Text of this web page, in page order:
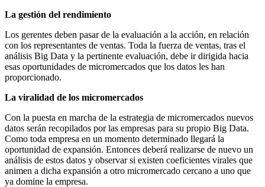
La gestión del rendimiento
Los gerentes deben pasar de la evaluación a la acción, en relación
con los representantes de ventas. Toda la fuerza de ventas, tras el
análisis Big Data y la pertinente evaluación, debe ir dirigida hacia
esas oportunidades de micromercados que los datos les han
proporcionado.
La viralidad de los micromercados
Con la puesta en marcha de la estrategia de micromercados nuevos
datos serán recopilados por las empresas para su propio Big Data.
Como toda empresa en un momento determinado llegará la
oportunidad de expansión. Entonces deberá realizarse de nuevo un
análisis de estos datos y observar si existen coeficientes virales que
animen a dicha expansión a otro micromercado cercano a uno que
ya domine la empresa.